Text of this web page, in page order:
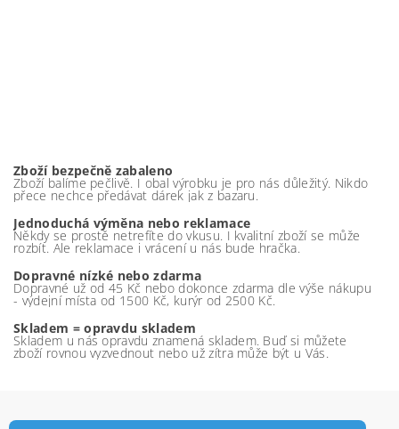
Zboží bezpečně zabaleno
Zboží balíme pečlivě. I obal výrobku je pro nás důležitý. Nikdo
přece nechce předávat dárek jak z bazaru.
Jednoduchá výměna nebo reklamace
Někdy se prostě netrefíte do vkusu. I kvalitní zboží se může
rozbít. Ale reklamace i vrácení u nás bude hračka.
Dopravné nízké nebo zdarma
Dopravné už od 45 Kč nebo dokonce zdarma dle výše nákupu
- výdejní místa od 1500 Kč, kurýr od 2500 Kč.
Skladem = opravdu skladem
Skladem u nás opravdu znamená skladem. Buď si můžete
zboží rovnou vyzvednout nebo už zítra může být u Vás.